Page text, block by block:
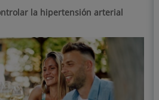
la hipertensión arterial